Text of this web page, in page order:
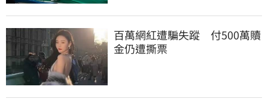
百萬網紅遭騙失蹤　付500萬贖
金仍遭撕票